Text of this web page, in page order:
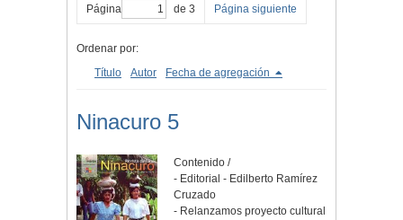
Página de 3 Página siguiente
Ordenar por:
Título
Autor Fecha de agregación
Ninacuro 5
Contenido /
- Editorial - Edilberto Ramírez
Cruzado
- Relanzamos proyecto cultural